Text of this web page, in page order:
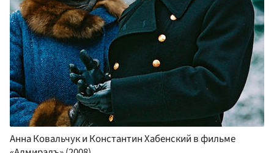
Анна Ковальчук и Константин Хабенский в фильме